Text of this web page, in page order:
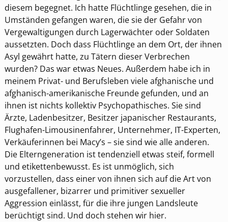
diesem begegnet. Ich hatte Flüchtlinge gesehen, die in
Umständen gefangen waren, die sie der Gefahr von
Vergewaltigungen durch Lagerwächter oder Soldaten
aussetzten. Doch dass Flüchtlinge an dem Ort, der ihnen
Asyl gewährt hatte, zu Tätern dieser Verbrechen
wurden? Das war etwas Neues. Außerdem habe ich in
meinem Privat- und Berufsleben viele afghanische und
afghanisch-amerikanische Freunde gefunden, und an
ihnen ist nichts kollektiv Psychopathisches. Sie sind
Ärzte, Ladenbesitzer, Besitzer japanischer Restaurants,
Flughafen-Limousinenfahrer, Unternehmer, IT-Experten,
Verkäuferinnen bei Macy’s – sie sind wie alle anderen.
Die Elterngeneration ist tendenziell etwas steif, formell
und etikettenbewusst. Es ist unmöglich, sich
vorzustellen, dass einer von ihnen sich auf die Art von
ausgefallener, bizarrer und primitiver sexueller
Aggression einlässt, für die ihre jungen Landsleute
berüchtigt sind. Und doch stehen wir hier.